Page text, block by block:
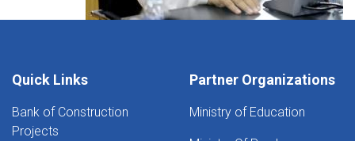
Quick Links
Bank of Construction
Projects
Partner Organizations
Ministry of Education